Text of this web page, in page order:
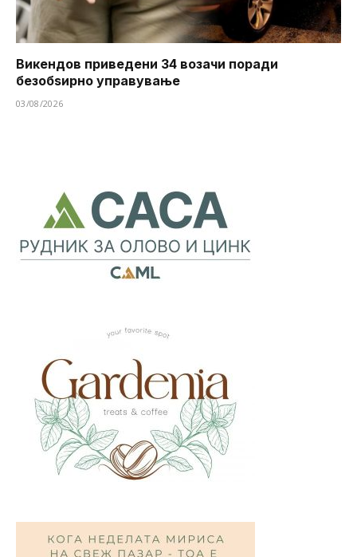
Викендов приведени 34 возачи поради
безобѕирно управување
03/08/2026